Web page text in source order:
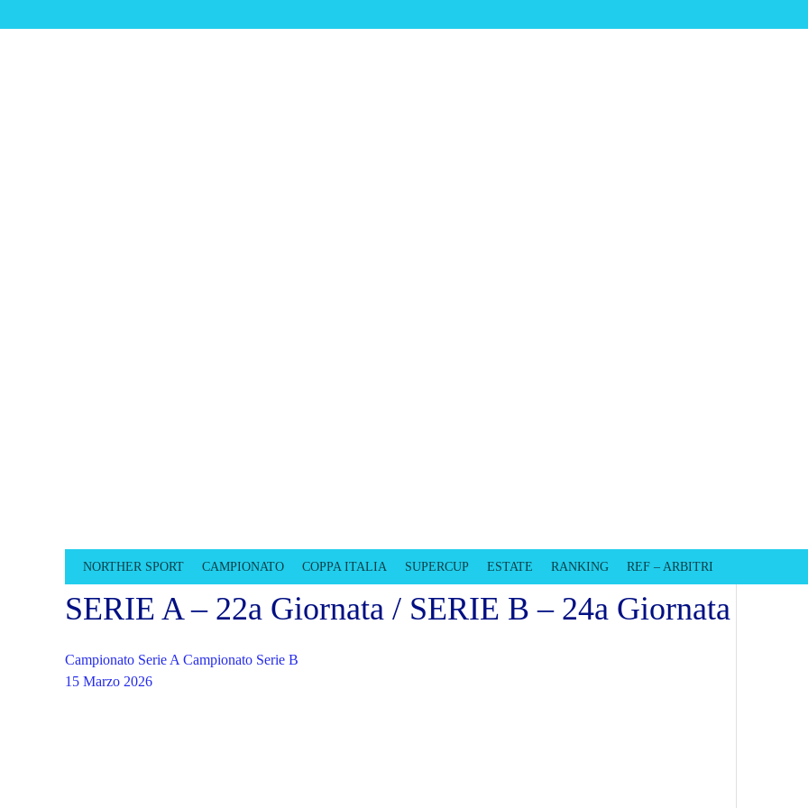
NORTHER SPORT CAMPIONATO COPPA ITALIA SUPERCUP ESTATE RANKING REF – ARBITRI
SERIE A – 22a Giornata / SERIE B – 24a Giornata
Campionato Serie A Campionato Serie B
15 Marzo 2026